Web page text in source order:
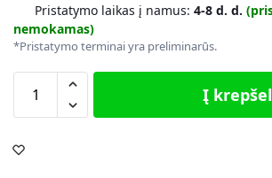
Pristatymo laikas į namus: 4-8 d. d.
nemokamas)
*Pristatymo terminai yra preliminarūs.
Į